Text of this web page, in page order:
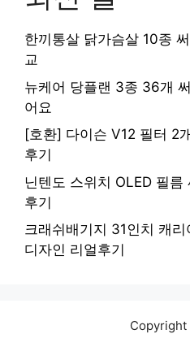
한끼통살 닭가슴살 10종
교
뉴케어 당플랜 3종 36개
어요
[호환] 다이슨 V12 필터 2
후기
닌텐도 스위치 OLED 필
후기
크래쉬배기지 31인치 캐
디자인 리얼후기